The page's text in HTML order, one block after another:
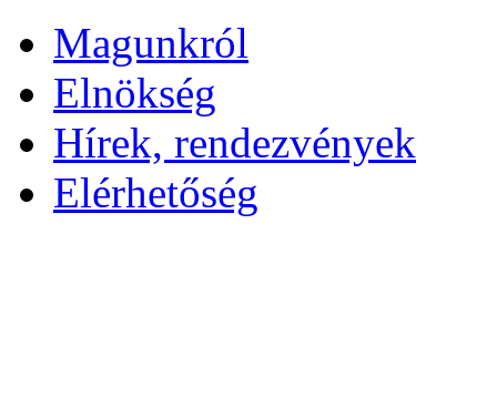
Magunkról
Elnökség
Hírek, rendezvények
Elérhetőség